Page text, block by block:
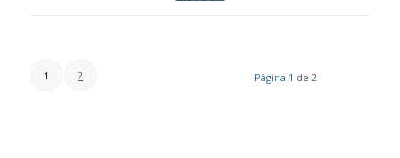
Página 1 de 2
1 2